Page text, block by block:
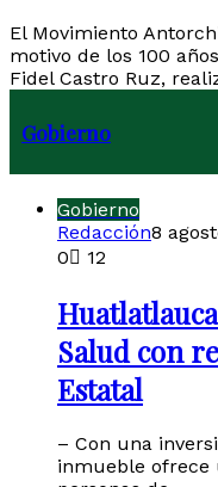
El Movimiento
motivo de los 100
Fidel Castro Ruz,
Gobierno
Gobierno
Redacción8
0
12
Salud con
Estatal
– Con una
inmueble ofrece